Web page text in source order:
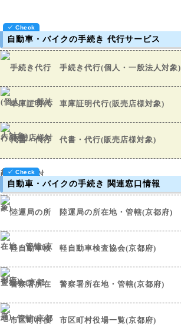
自動車・バイクの手続き 代行サービス
手続き代行(個人・一般法人対象)
車庫証明代行(販売店様対象)
代書・代行(販売店様対象)
自動車・バイクの手続き 関連窓口情報
陸運局の所在地・管轄(京都府)
軽自動車検査協会(京都府)
警察署所在地・管轄(京都府)
市区町村役場一覧(京都府)